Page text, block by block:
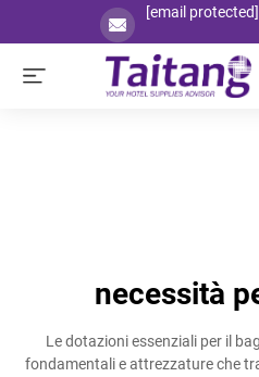
[email protected]
necessità
Le dotazioni essenziali per il
fondamentali e attrezzature che